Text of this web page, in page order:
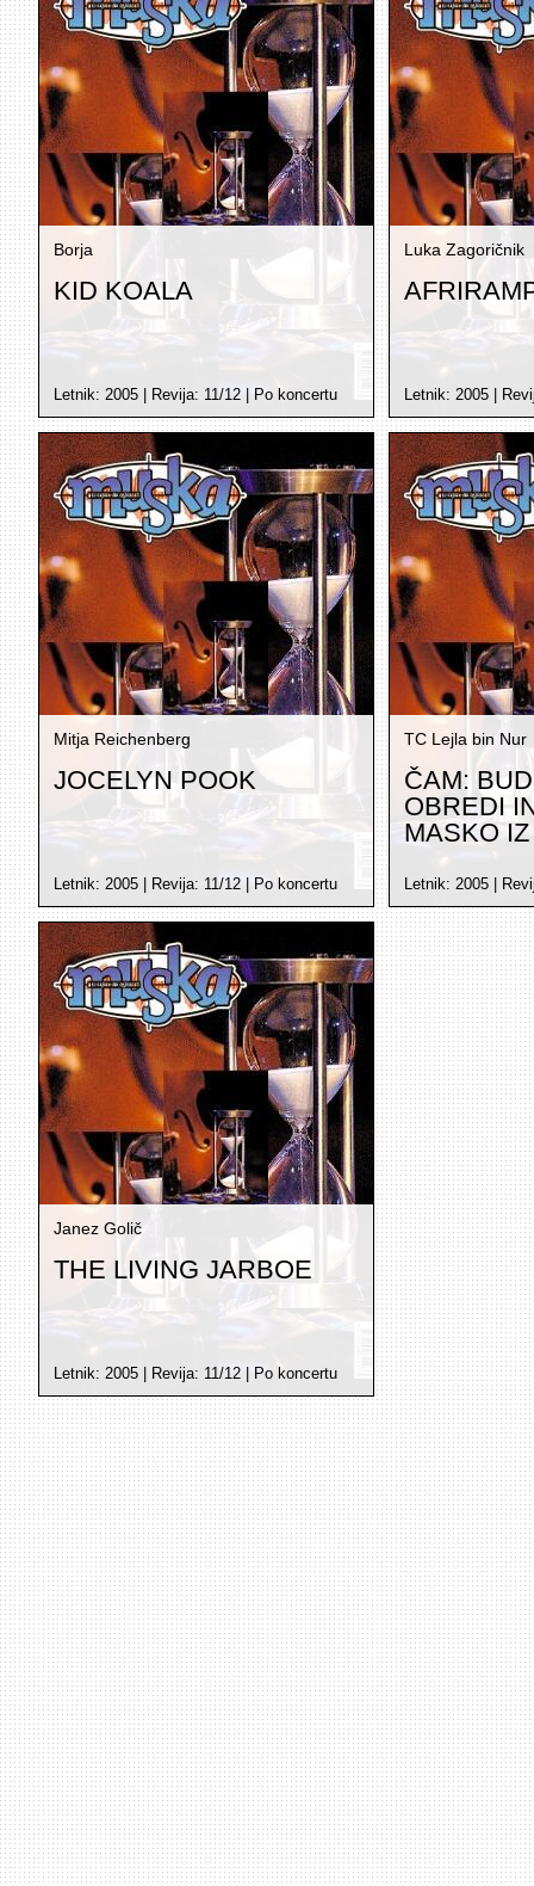
Borja
KID KOALA
Letnik: 2005 | Revija: 11/12 Po koncertu
Luka Zagoričnik
Letnik: 2005 |
Mitja Reichenberg
JOCELYN POOK
Letnik: 2005 | Revija: 11/12 Po koncertu
TC Lejla bin Nur
ČAM:
OBREDI
MASKO
Letnik: 2005 |
Janez Golič
THE LIVING JARBOE
Letnik: 2005 | Revija: 11/12 Po koncertu